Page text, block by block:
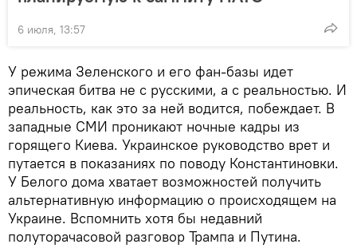
6 июля, 13:57
У режима Зеленского и его фан-базы идет
эпическая битва не с русскими, а с реальностью. И
реальность, как это за ней водится, побеждает. В
западные СМИ проникают ночные кадры из
горящего Киева. Украинское руководство врет и
путается в показаниях по поводу Константиновки.
У Белого дома хватает возможностей получить
альтернативную информацию о происходящем на
Украине. Вспомнить хотя бы недавний
полуторачасовой разговор Трампа и Путина.